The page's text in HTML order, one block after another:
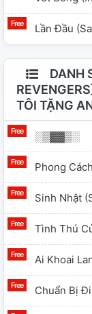
Lần Đầu
DANH
TÔI TẶNG
░▒▓▓▒░
Phong
Sinh Nhật
Tình Thú
Ai Khoai
Chuẩn Bị